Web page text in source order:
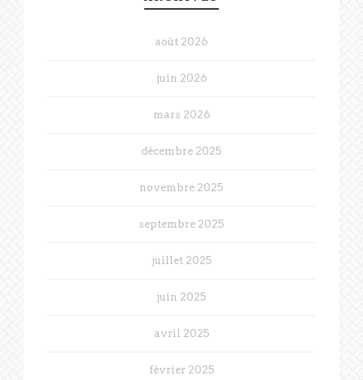
août 2026
juin 2026
mars 2026
décembre 2025
novembre 2025
septembre 2025
juillet 2025
juin 2025
avril 2025
février 2025